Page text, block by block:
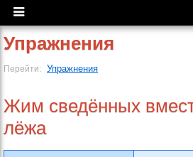
Упражнения
Перейти: Упражнения
Жим сведённых
лёжа